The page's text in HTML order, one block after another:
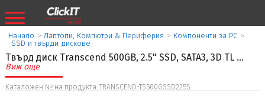
Начало > Лаптопи, Компютри & Периферия > Компоненти за PC >
SSD и твърди дискове
Твърд диск Transcend 500GB, 2.5" SSD, SATA3, 3D TL ...
Виж още
Каталожен № на продукта: TRANSCEND-TS500GSSD225S